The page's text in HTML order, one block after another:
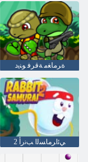
ﺓﺮﻣﺎﻐﻣ ﺔﻗﺮﻓ ﻮﻨﻳﺩ
2 ﻲﺋﺍﺮﻣﺎﺴﻟﺍ ﺐﻧﺭﺃ